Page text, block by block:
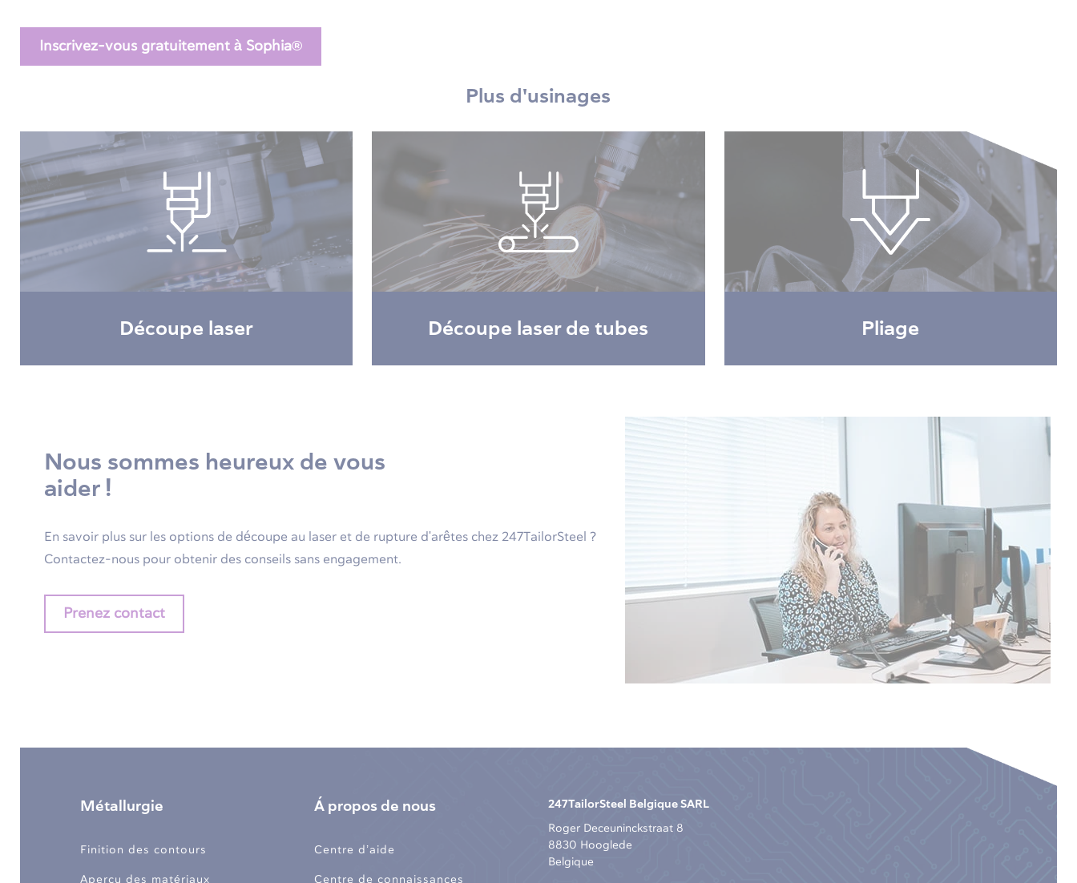
Inscrivez-vous gratuitement à Sophia®
Plus d'usinages
Découpe laser Découpe laser de tubes Pliage
Nous sommes heureux de vous
aider !
En savoir plus sur les options de découpe au laser et de rupture d'arêtes chez 247TailorSteel ?
Contactez-nous pour obtenir des conseils sans engagement.
Prenez contact
Métallurgie
Finition des contours
Aperçu des matériaux
Á propos de nous
Centre d’aide
Centre de connaissances
247TailorSteel Belgique SARL
Roger Deceuninckstraat 8
8830 Hooglede
Belgique